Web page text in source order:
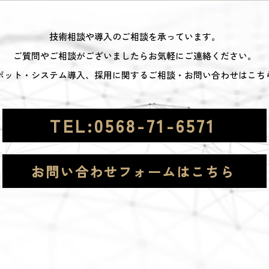
技術相談や導入のご相談を承っています。
ご質問やご相談がございましたらお気軽にご連絡ください。
ット・システム導入、採用に関するご相談・お問い合わせはこち
TEL:0568-71-6571
お問い合わせフォームはこちら